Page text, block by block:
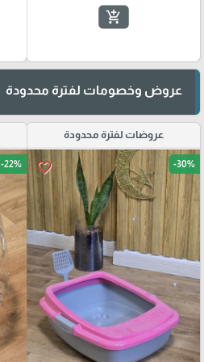
add_shopping_cart
عروض وخصومات لفترة محدودة
عروضات لفترة محدودة
favorite_border -30%
-22%